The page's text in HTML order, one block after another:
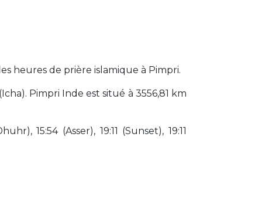
heures de prière islamique à Pimpri.
Pimpri Inde est situé à 3556,81 km
15:54 (Asser), 19:11 (Sunset), 19:11